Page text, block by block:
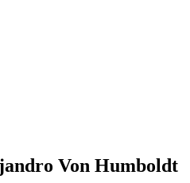
Von Humboldt